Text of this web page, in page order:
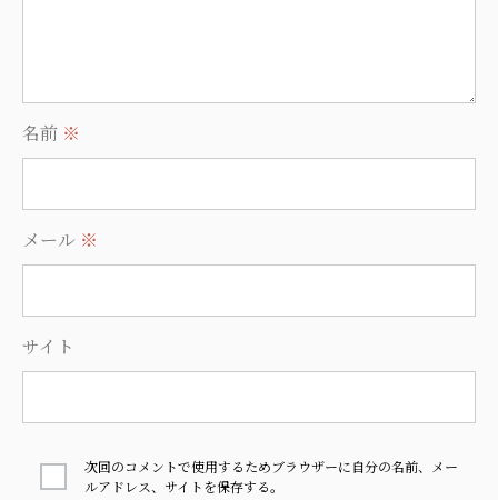
名前 ※
メール ※
サイト
次回のコメントで使用するためブラウザーに自分の名前、メー
ルアドレス、サイトを保存する。